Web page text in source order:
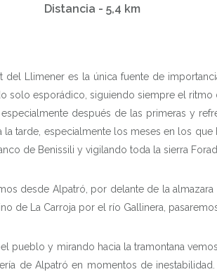
Distancia - 5,4 km
del Llimener es la única fuente de
solo esporádico, siguiendo siempre el ritmo
después de las primeras y
la tarde, especialmente los meses en los
de Benissili y vigilando toda la sierra
desde Alpatró, por delante de la
de La Carroja por el río Gallinera,
pueblo y mirando hacia la tramontana
de Alpatró en momentos de